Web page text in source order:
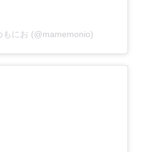
にお (@mamemonio)